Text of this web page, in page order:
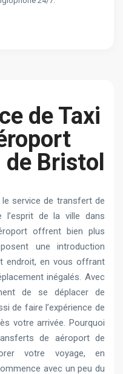
de Taxi
Bristol
service de transfert de
l’esprit de la ville dans
offrent bien plus
une introduction
endroit, en vous offrant
inégalés. Avec
de se déplacer de
de faire l’expérience de
votre arrivée. Pourquoi
de aéroport de
votre voyage, en
avec un peu du